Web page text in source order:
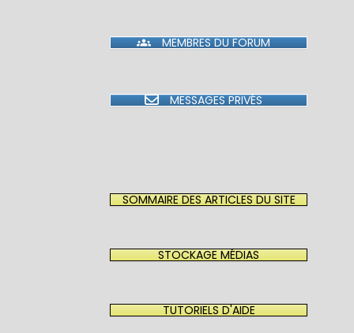
MEMBRES DU FORUM
MESSAGES PRIVÉS
SOMMAIRE DES ARTICLES DU SITE
STOCKAGE MÉDIAS
TUTORIELS D'AIDE